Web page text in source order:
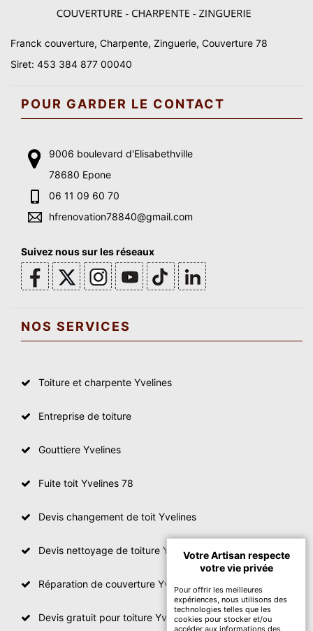
Franck couverture, Charpente, Zinguerie, Couverture 78
Siret: 453 384 877 00040
POUR GARDER LE CONTACT
9006 boulevard d'Elisabethville
78680 Epone
06 11 09 60 70
hfrenovation78840@gmail.com
Suivez nous sur les réseaux
NOS SERVICES
Toiture et charpente Yvelines
Entreprise de toiture
Gouttiere Yvelines
Fuite toit Yvelines 78
Devis changement de toit Yvelines
Devis nettoyage de toiture Yvelines
Réparation de couverture Yvelines
Devis gratuit pour toiture Yvelines
Votre Artisan respecte
votre vie privée
Pour offrir les meilleures
expériences, nous utilisons des
technologies telles que les
cookies pour stocker et/ou
accéder aux informations des